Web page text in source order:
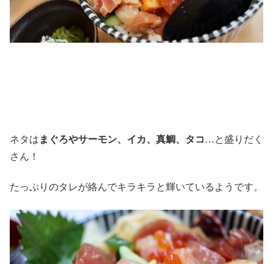
ネタは まぐろやサーモン、イカ、真鯛、タコ …と盛りだく
さん！
たっぷりのタレが絡んでキラキラと輝いているようです。